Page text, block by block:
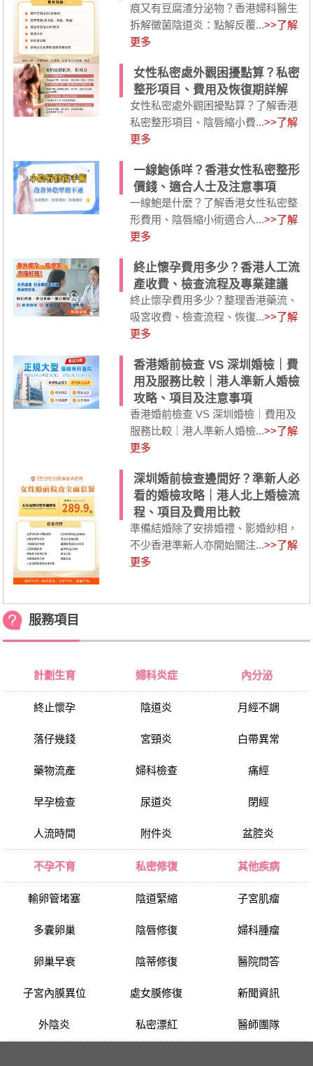
痕又有豆腐渣分泌物？香港婦科醫生
拆解黴菌陰道炎：點解反覆...>>了解
更多
女性私密處外觀困擾點算？私密
整形項目、費用及恢復期詳解
女性私密處外觀困擾點算？了解香港
私密整形項目、陰唇縮小費...>>了解
更多
一線鮑係咩？香港女性私密整形
價錢、適合人士及注意事項
一線鮑是什麼？了解香港女性私密整
形費用、陰唇縮小術適合人...>>了解
更多
終止懷孕費用多少？香港人工流
產收費、檢查流程及專業建議
終止懷孕費用多少？整理香港藥流、
吸宮收費、檢查流程、恢復...>>了解
更多
香港婚前檢查 VS 深圳婚檢｜費
用及服務比較｜港人準新人婚檢
攻略、項目及注意事項
香港婚前檢查 VS 深圳婚檢｜費用及
服務比較｜港人準新人婚檢...>>了解
更多
深圳婚前檢查邊間好？準新人必
看的婚檢攻略｜港人北上婚檢流
程、項目及費用比較
準備結婚除了安排婚禮、影婚紗相，
不少香港準新人亦開始關注...>>了解
更多
服務項目
計劃生育
終止懷孕
落仔幾錢
藥物流產
早孕檢查
人流時間
婦科炎症
陰道炎
宮頸炎
婦科檢查
尿道炎
附件炎
內分泌
月經不調
白帶異常
痛經
閉經
盆腔炎
不孕不育
輸卵管堵塞
多囊卵巢
卵巢早衰
子宮內膜異位
外陰炎
私密修復
陰道緊縮
陰唇修復
陰蒂修復
處女膜修復
私密漂紅
其他疾病
子宮肌瘤
婦科腫瘤
醫院問答
新聞資訊
醫師團隊